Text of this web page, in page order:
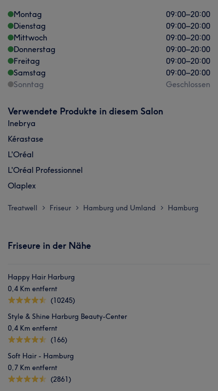
Montag
09:00–20:00
Dienstag
09:00–20:00
Mittwoch
09:00–20:00
Donnerstag
09:00–20:00
Freitag
09:00–20:00
Samstag
09:00–20:00
Sonntag
Geschlossen
Verwendete Produkte in diesem Salon
Inebrya
Kérastase
L'Oréal
L'Oréal Professionnel
Olaplex
Treatwell > Friseur > Hamburg und Umland > Hamburg
Friseure in der Nähe
Happy Hair Harburg
0,4 Km entfernt
(10245)
Style & Shine Harburg Beauty-Center
0,4 Km entfernt
(166)
Soft Hair - Hamburg
0,7 Km entfernt
(2861)